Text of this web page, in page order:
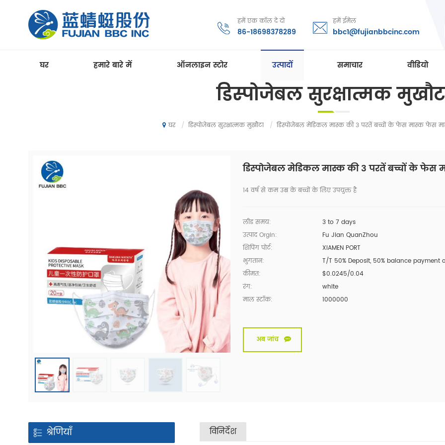
हमें एक कॉल दे दो
86-18698378289
हमें ईमेल
bbc1@fujianbbcinc.com
घर हमारे बारे में ऑनलाइन स्टोर उत्पादों समाचार वीडियो
डिस्पोजेबल सुरक्षात्मक
घर / डिस्पोजेबल सुरक्षात्मक मुखौटा / डिस्पोजेबल मेडिकल मास्क की 3 परतें बच्चों के फेस मास्क फेस
डिस्पोजेबल मेडिकल मास्क की 3 परतें बच्चों के फेस
14 वर्ष से कम उम्र के बच्चों के लिए उपयुक्त है
लीड समय:
3 to 7 days
उत्पाद Orgin:
Fu Jian QuanZhou
शिपिंग पोर्ट:
XIAMEN PORT
भुगतान:
T/T 50% Deposit, 50% balance payment
कीमत:
$0.0245/0.04
रंग:
white
माल स्टॉक:
1000000
अब जांच
विनिर्देश
श्रेणियाँ